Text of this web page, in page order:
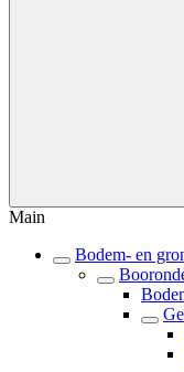
Main
Bodem- en